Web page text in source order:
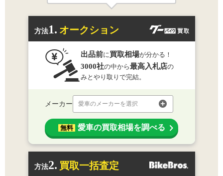
方法1. オークション
出品前に買取相場が分かる！
3000社の中から最高入札店の
みとやり取りで完結。
メーカー 愛車のメーカーを選択
無料 愛車の買取相場を調べる
方法2. 買取一括査定